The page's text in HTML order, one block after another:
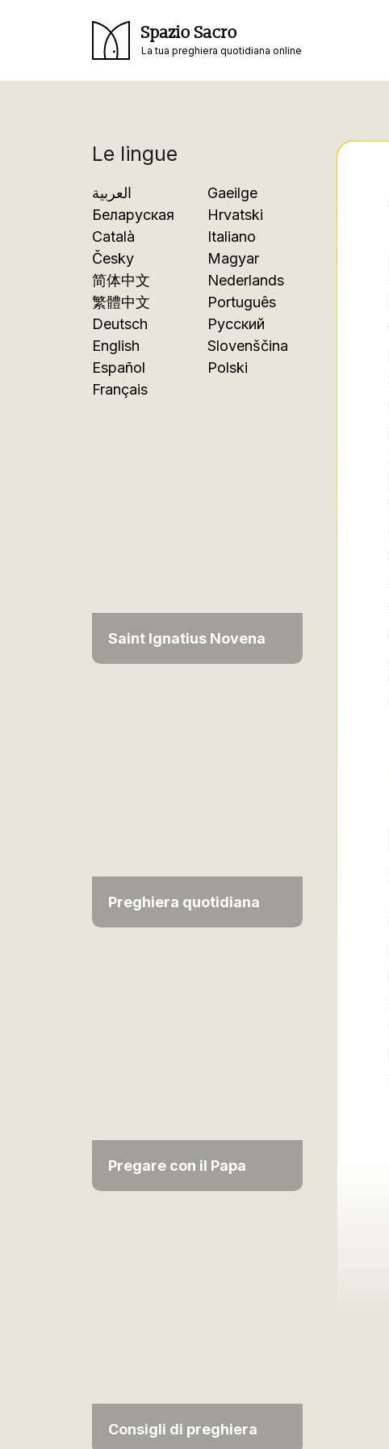
Spazio Sacro
La tua preghiera quotidiana online
Le lingue
العربية
Беларуская
Català
Česky
简体中文
繁體中文
Deutsch
English
Español
Français
Gaeilge
Hrvatski
Italiano
Magyar
Nederlands
Português
Русский
Slovenščina
Polski
Saint Ignatius Novena
Preghiera quotidiana
Pregare con il Papa
Consigli di preghiera